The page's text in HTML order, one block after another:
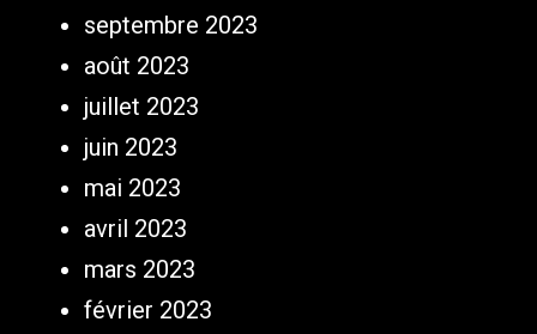
septembre 2023
août 2023
juillet 2023
juin 2023
mai 2023
avril 2023
mars 2023
février 2023